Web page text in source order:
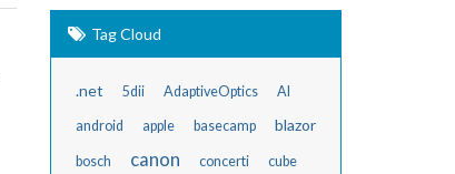
Tag Cloud
.net 5dii AdaptiveOptics AI
android apple basecamp blazor
bosch canon concerti cube